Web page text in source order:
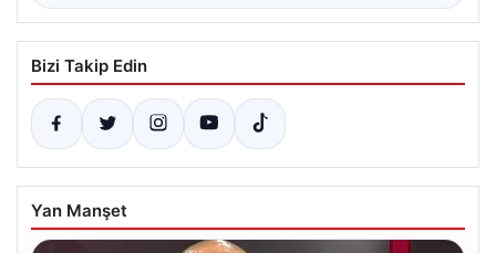
Bizi Takip Edin
Yan Manşet